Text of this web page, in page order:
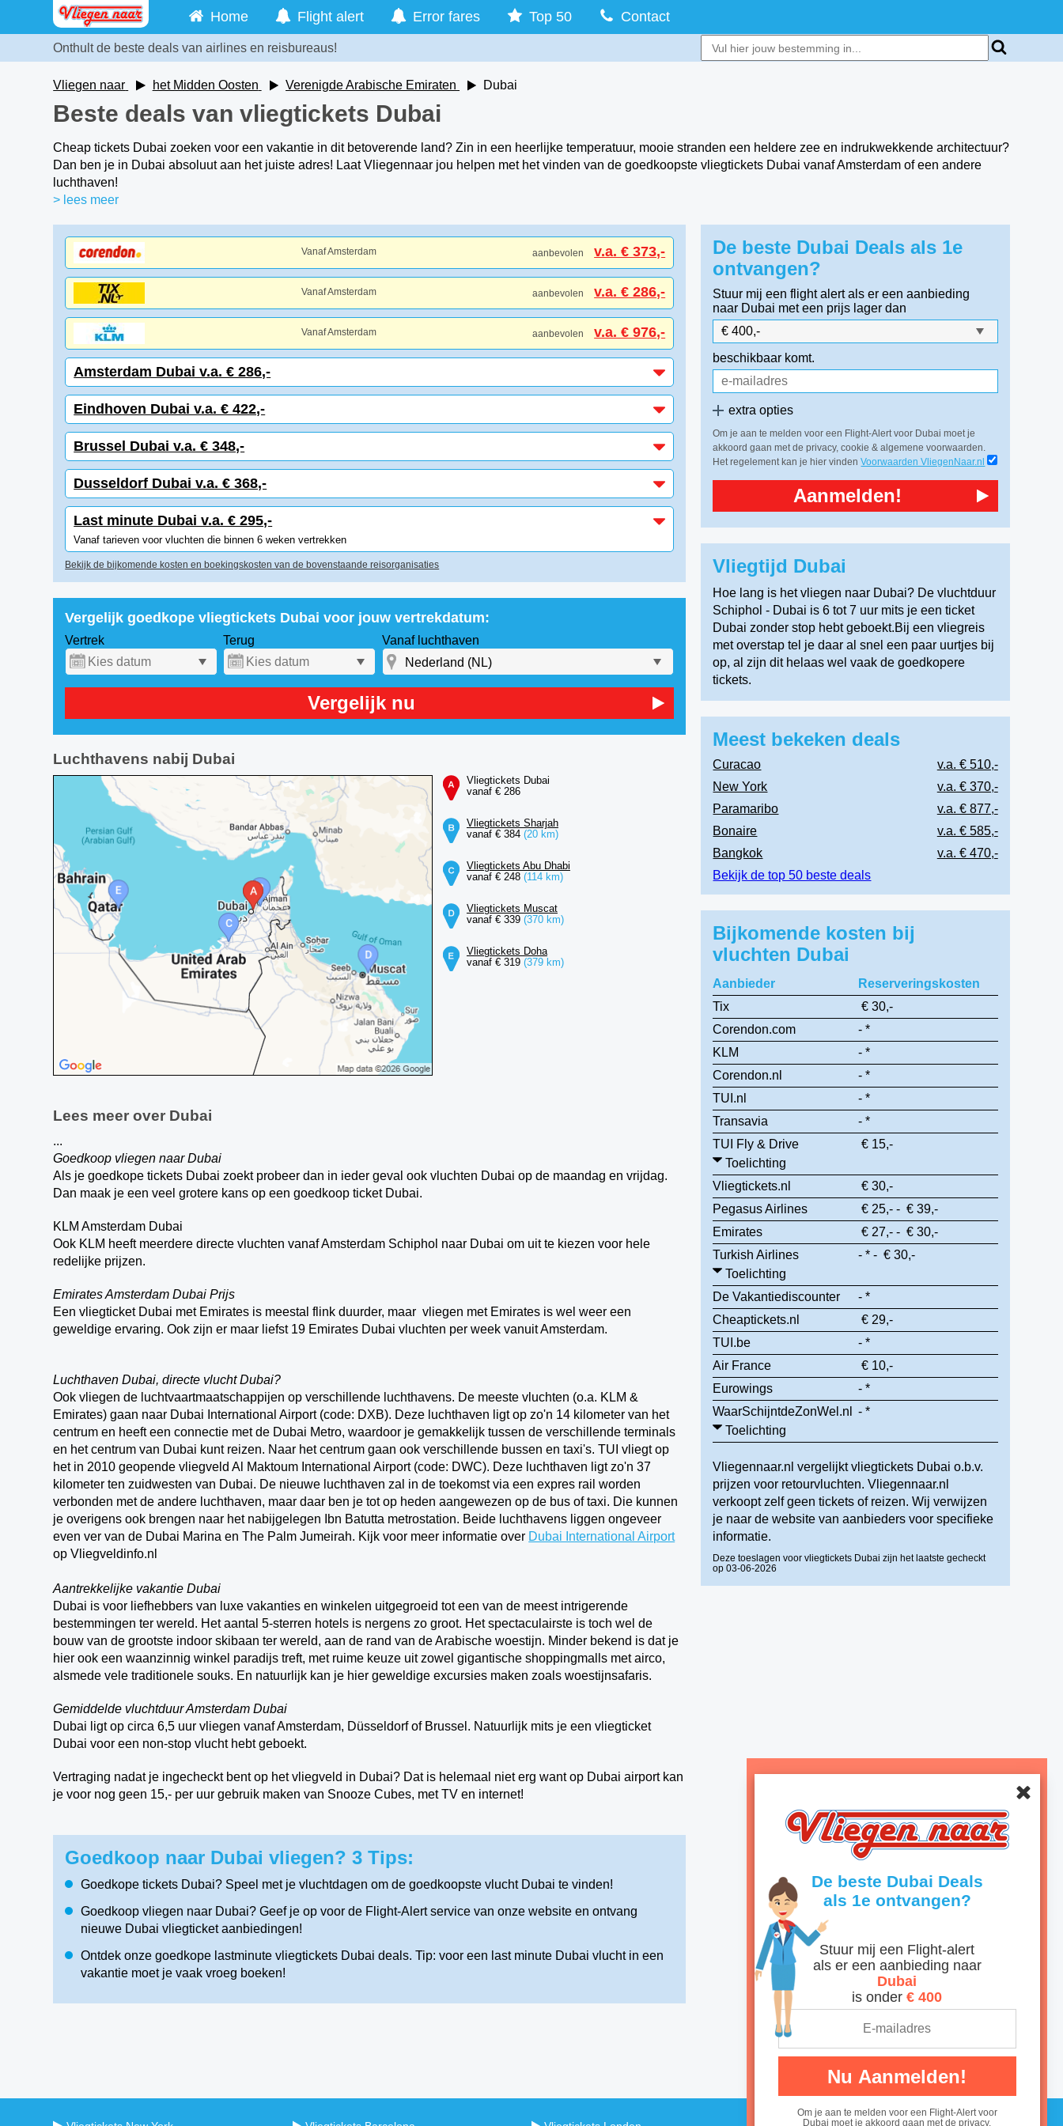
Home Flight alert Error fares Top 50 Contact
Onthult de beste deals van airlines en reisbureaus!
Vliegen naar het Midden Oosten Verenigde Arabische Emiraten Dubai
Beste deals van vliegtickets Dubai
Cheap tickets Dubai zoeken voor een vakantie in dit betoverende land? Zin in een heerlijke temperatuur, mooie stranden een heldere zee en indrukwekkende architectuur?
Dan ben je in Dubai absoluut aan het juiste adres! Laat Vliegennaar jou helpen met het vinden van de goedkoopste vliegtickets Dubai vanaf Amsterdam of een andere
luchthaven!
> lees meer
Vanaf Amsterdam aanbevolen v.a. € 373,-
Vanaf Amsterdam aanbevolen v.a. € 286,-
Vanaf Amsterdam aanbevolen v.a. € 976,-
Amsterdam Dubai v.a. € 286,-
Eindhoven Dubai v.a. € 422,-
Brussel Dubai v.a. € 348,-
Dusseldorf Dubai v.a. € 368,-
Last minute Dubai v.a. € 295,-
Vanaf tarieven voor vluchten die binnen 6 weken vertrekken
Bekijk de bijkomende kosten en boekingskosten van de bovenstaande reisorganisaties
Vergelijk goedkope vliegtickets Dubai voor jouw vertrekdatum:
Vertrek Terug Vanaf luchthaven
Vergelijk nu
Luchthavens nabij Dubai
Vliegtickets Dubai
vanaf € 286
Vliegtickets Sharjah
vanaf € 384 (20 km)
Vliegtickets Abu Dhabi
vanaf € 248 (114 km)
Vliegtickets Muscat
vanaf € 339 (370 km)
Vliegtickets Doha
vanaf € 319 (379 km)
Lees meer over Dubai
...
Goedkoop vliegen naar Dubai
Als je goedkope tickets Dubai zoekt probeer dan in ieder geval ook vluchten Dubai op de maandag en vrijdag.
Dan maak je een veel grotere kans op een goedkoop ticket Dubai.
KLM Amsterdam Dubai
Ook KLM heeft meerdere directe vluchten vanaf Amsterdam Schiphol naar Dubai om uit te kiezen voor hele
redelijke prijzen.
Emirates Amsterdam Dubai Prijs
Een vliegticket Dubai met Emirates is meestal flink duurder, maar vliegen met Emirates is wel weer een
geweldige ervaring. Ook zijn er maar liefst 19 Emirates Dubai vluchten per week vanuit Amsterdam.
Luchthaven Dubai, directe vlucht Dubai?
Ook vliegen de luchtvaartmaatschappijen op verschillende luchthavens. De meeste vluchten (o.a. KLM &
Emirates) gaan naar Dubai International Airport (code: DXB). Deze luchthaven ligt op zo'n 14 kilometer van het
centrum en heeft een connectie met de Dubai Metro, waardoor je gemakkelijk tussen de verschillende terminals
en het centrum van Dubai kunt reizen. Naar het centrum gaan ook verschillende bussen en taxi's. TUI vliegt op
het in 2010 geopende vliegveld Al Maktoum International Airport (code: DWC). Deze luchthaven ligt zo'n 37
kilometer ten zuidwesten van Dubai. De nieuwe luchthaven zal in de toekomst via een expres rail worden
verbonden met de andere luchthaven, maar daar ben je tot op heden aangewezen op de bus of taxi. Die kunnen
je overigens ook brengen naar het nabijgelegen Ibn Batutta metrostation. Beide luchthavens liggen ongeveer
even ver van de Dubai Marina en The Palm Jumeirah. Kijk voor meer informatie over Dubai International Airport
op Vliegveldinfo.nl
Aantrekkelijke vakantie Dubai
Dubai is voor liefhebbers van luxe vakanties en winkelen uitgegroeid tot een van de meest intrigerende
bestemmingen ter wereld. Het aantal 5-sterren hotels is nergens zo groot. Het spectaculairste is toch wel de
bouw van de grootste indoor skibaan ter wereld, aan de rand van de Arabische woestijn. Minder bekend is dat je
hier ook een waanzinnig winkel paradijs treft, met ruime keuze uit zowel gigantische shoppingmalls met airco,
alsmede vele traditionele souks. En natuurlijk kan je hier geweldige excursies maken zoals woestijnsafaris.
Gemiddelde vluchtduur Amsterdam Dubai
Dubai ligt op circa 6,5 uur vliegen vanaf Amsterdam, Düsseldorf of Brussel. Natuurlijk mits je een vliegticket
Dubai voor een non-stop vlucht hebt geboekt.
Vertraging nadat je ingecheckt bent op het vliegveld in Dubai? Dat is helemaal niet erg want op Dubai airport kan
je voor nog geen 15,- per uur gebruik maken van Snooze Cubes, met TV en internet!
Goedkoop naar Dubai vliegen? 3 Tips:
Goedkope tickets Dubai? Speel met je vluchtdagen om de goedkoopste vlucht Dubai te vinden!
Goedkoop vliegen naar Dubai? Geef je op voor de Flight-Alert service van onze website en ontvang
nieuwe Dubai vliegticket aanbiedingen!
Ontdek onze goedkope lastminute vliegtickets Dubai deals. Tip: voor een last minute Dubai vlucht in een
vakantie moet je vaak vroeg boeken!
De beste Dubai Deals als 1e
ontvangen?
Stuur mij een flight alert als er een aanbieding
naar Dubai met een prijs lager dan
beschikbaar komt.
extra opties
Om je aan te melden voor een Flight-Alert voor Dubai moet je
akkoord gaan met de privacy, cookie & algemene voorwaarden.
Het regelement kan je hier vindenVoorwaarden VliegenNaar.nl
Aanmelden!
Vliegtijd Dubai
Hoe lang is het vliegen naar Dubai? De vluchtduur
Schiphol - Dubai is 6 tot 7 uur mits je een ticket
Dubai zonder stop hebt geboekt.Bij een vliegreis
met overstap tel je daar al snel een paar uurtjes bij
op, al zijn dit helaas wel vaak de goedkopere
tickets.
Meest bekeken deals
Curacao
v.a. € 510,-
New York
v.a. € 370,-
Paramaribo
v.a. € 877,-
Bonaire
v.a. € 585,-
Bangkok
v.a. € 470,-
Bekijk de top 50 beste deals
Bijkomende kosten bij
vluchten Dubai
Aanbieder
Reserveringskosten
Tix
€ 30,-
Corendon.com
- *
KLM
- *
Corendon.nl
- *
TUI.nl
- *
Transavia
- *
TUI Fly & Drive
€ 15,-
Toelichting
Vliegtickets.nl
€ 30,-
Pegasus Airlines
€ 25,- - € 39,-
Emirates
€ 27,- - € 30,-
Turkish Airlines
- * - € 30,-
Toelichting
De Vakantiediscounter
- *
Cheaptickets.nl
€ 29,-
TUI.be
- *
Air France
€ 10,-
Eurowings
- *
WaarSchijntdeZonWel.nl
- *
Toelichting
Vliegennaar.nl vergelijkt vliegtickets Dubai o.b.v.
prijzen voor retourvluchten. Vliegennaar.nl
verkoopt zelf geen tickets of reizen. Wij verwijzen
je naar de website van aanbieders voor specifieke
informatie.
Deze toeslagen voor vliegtickets Dubai zijn het laatste gecheckt
op 03-06-2026
De beste Dubai
als 1e ontvangen?
Stuur mij een Flight-alert
als er een aanbieding naar
Dubai
is onder € 400
Nu Aanmelden!
Om je aan te melden voor een Flight-Alert voor Dubai